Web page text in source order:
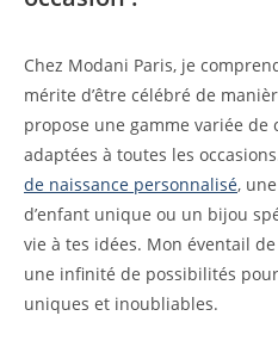
Chez Modani Paris, je
mérite d’être célébré de
propose une gamme variée de
adaptées à toutes les
de naissance personnalisé,
d’enfant unique ou un bijou
vie à tes idées. Mon éventail
une infinité de possibilités
uniques et inoubliables.